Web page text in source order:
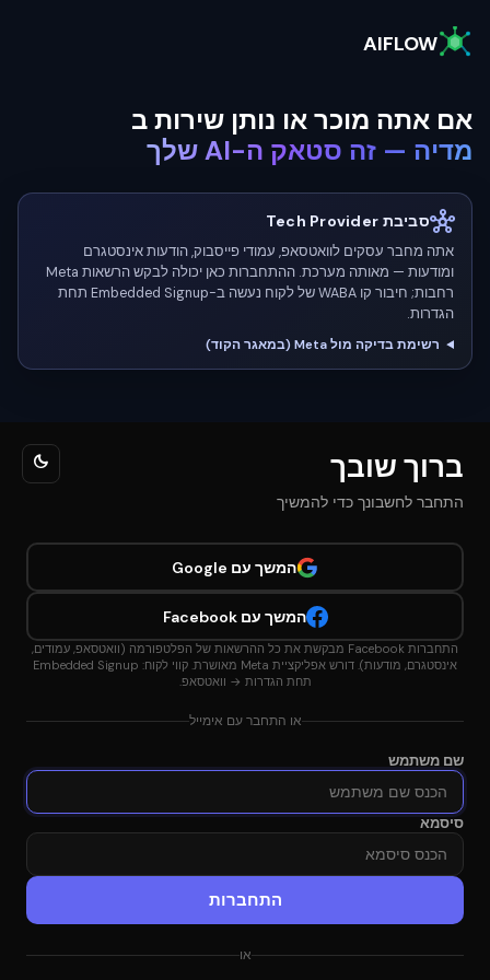
AIFLOW
אם אתה מוכר או נותן שירות ב
מדיה — זה סטאק ה-AI שלך
hubסביבת Tech Provider
אתה מחבר עסקים לוואטסאפ, עמודי פייסבוק, הודעות אינסטגרם
ומודעות — מאותה מערכת. ההתחברות כאן יכולה לבקש הרשאות Meta
רחבות; חיבור קו WABA של לקוח נעשה ב-Embedded Signup תחת
הגדרות.
רשימת בדיקה מול Meta (במאגר הקוד)
dark_mode ברוך שובך
התחבר לחשבונך כדי להמשיך
המשך עם Google
המשך עם Facebook
התחברות Facebook מבקשת את כל ההרשאות של הפלטפורמה (וואטסאפ, עמודים,
אינסטגרם, מודעות). דורש אפליקציית Meta מאושרת. קווי לקוח: Embedded Signup
תחת הגדרות → וואטסאפ.
או התחבר עם אימייל
שם משתמש
סיסמא
התחברות
או